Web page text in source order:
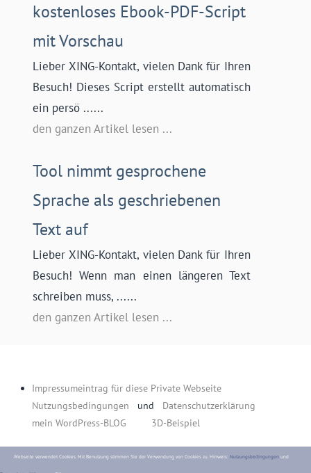
kostenloses Ebook-PDF-Script
mit Vorschau
Lieber XING-Kontakt, vielen Dank für Ihren
Besuch! Dieses Script erstellt automatisch
ein persö ......
den ganzen Artikel lesen ...
Tool nimmt gesprochene
Sprache als geschriebenen
Text auf
Lieber XING-Kontakt, vielen Dank für Ihren
Besuch! Wenn man einen längeren Text
schreiben muss, ......
den ganzen Artikel lesen ...
Impressumeintrag für diese Private Webseite
Nutzungsbedingungen und Datenschutzerklärung
mein WordPress-BLOG
3D-Beispiel
Webseite verwendet Cookies. Mit Benutzung stimmen Sie der Verwendung von Cookies zu. Hinweis: Nutzungsbedingungen und